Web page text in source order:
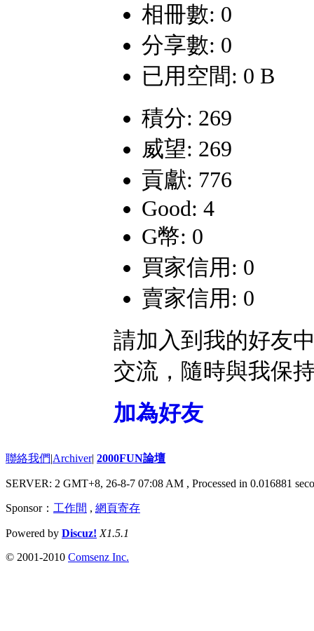
相冊數: 0
分享數: 0
已用空間: 0 B
積分: 269
威望: 269
貢獻: 776
Good: 4
G幣: 0
買家信用: 0
賣家信用: 0
請加入到我的好友
交流，隨時與我保
加為好友
聯絡我們|Archiver| 2000FUN論壇
SERVER: 2 GMT+8, 26-8-7 07:08 AM , Processed in 0.016881
Sponsor： 工作間 , 網頁寄存
Powered by Discuz! X1.5.1
© 2001-2010 Comsenz Inc.